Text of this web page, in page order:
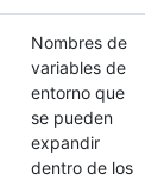
Nombres de
variables de
entorno que
se pueden
expandir
dentro de los